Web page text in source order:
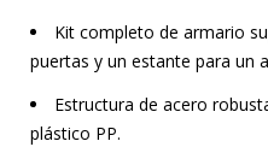
Kit completo de armario
puertas y un estante para un
Estructura de acero
plástico PP.